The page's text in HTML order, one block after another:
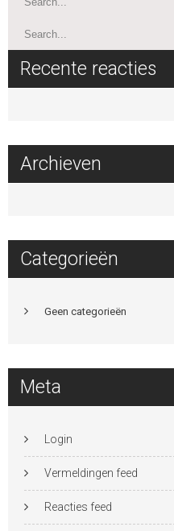
Recente reacties
Archieven
Categorieën
Geen categorieën
Meta
Login
Vermeldingen feed
Reacties feed